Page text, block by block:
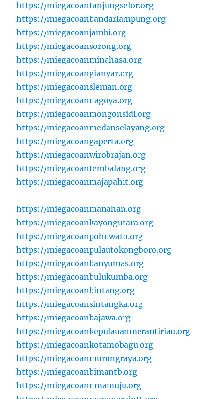
https://miegacoantanjungselor.org
https://miegacoanbandarlampung.org
https://miegacoanjambi.org
https://miegacoansorong.org
https://miegacoanminahasa.org
https://miegacoangianyar.org
https://miegacoansleman.org
https://miegacoannagoya.org
https://miegacoanmongonsidi.org
https://miegacoanmedanselayang.org
https://miegacoangaperta.org
https://miegacoanwirobrajan.org
https://miegacoantembalang.org
https://miegacoanmajapahit.org
https://miegacoanmanahan.org
https://miegacoankayongutara.org
https://miegacoanpohuwato.org
https://miegacoanpulautokongboro.org
https://miegacoanbanyumas.org
https://miegacoanbulukumba.org
https://miegacoanbintang.org
https://miegacoansintangka.org
https://miegacoanbajawa.org
https://miegacoankepulauanmerantiriau.org
https://miegacoankotamobagu.org
https://miegacoanmurungraya.org
https://miegacoanbimantb.org
https://miegacoannmamuju.org